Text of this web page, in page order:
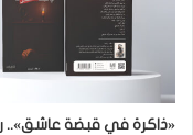
«ذاكرة في قبضة عاشق»..